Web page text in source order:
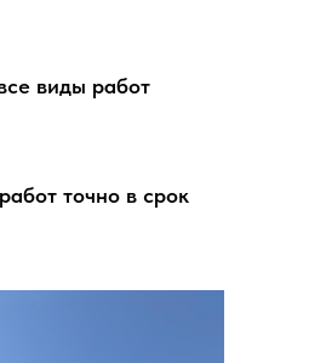
виды работ
точно в срок